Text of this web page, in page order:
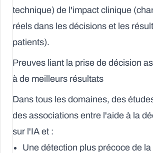
technique) de l'impact clinique
réels dans les décisions et les
patients).
Preuves liant la prise de décision
à de meilleurs résultats
Dans tous les domaines, des
des associations entre l'aide à la
sur l'IA et :
Une détection plus précoce de